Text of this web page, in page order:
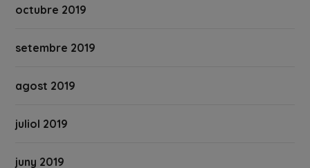
octubre 2019
setembre 2019
agost 2019
juliol 2019
juny 2019